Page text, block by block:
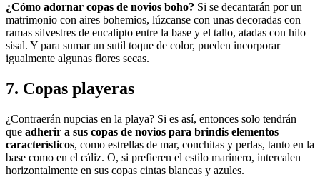
¿Cómo adornar copas de novios boho? Si se decantarán por un
matrimonio con aires bohemios, lúzcanse con unas decoradas con
ramas silvestres de eucalipto entre la base y el tallo, atadas con hilo
sisal. Y para sumar un sutil toque de color, pueden incorporar
igualmente algunas flores secas.
7. Copas playeras
¿Contraerán nupcias en la playa? Si es así, entonces solo tendrán
que adherir a sus copas de novios para brindis elementos
característicos, como estrellas de mar, conchitas y perlas, tanto en la
base como en el cáliz. O, si prefieren el estilo marinero, intercalen
horizontalmente en sus copas cintas blancas y azules.